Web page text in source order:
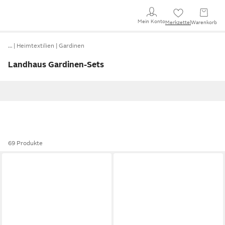
Mein KontoMerkzettel Warenkorb
… Heimtextilien Gardinen
Landhaus Gardinen-Sets
69 Produkte